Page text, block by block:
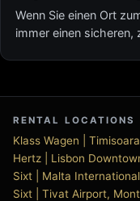
Wenn Sie einen Ort
immer einen sicheren,
RENTAL LOCATIONS
Klass Wagen |
Hertz | Lisbon
Sixt | Malta
Sixt | Tivat Airport,